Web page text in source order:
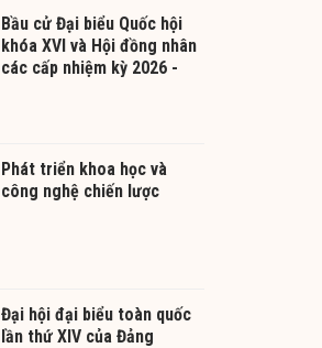
Bầu cử Đại biểu Quốc hội
khóa XVI và Hội đồng nhân
các cấp nhiệm kỳ 2026 -
Phát triển khoa học và
công nghệ chiến lược
Đại hội đại biểu toàn quốc
lần thứ XIV của Đảng